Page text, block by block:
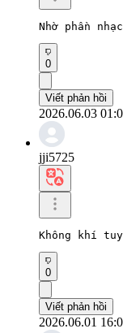
Nhờ phần
0
Viết phản hồi
2026.06.03
jji5725
Không khí
0
Viết phản hồi
2026.06.01